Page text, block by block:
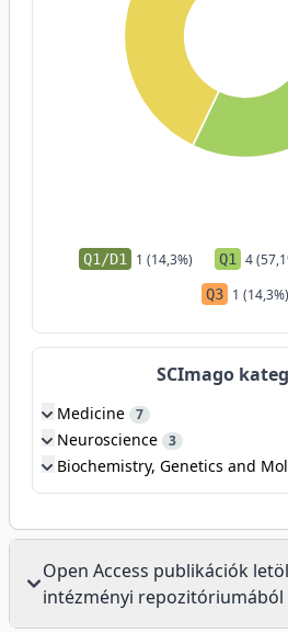
Q1/D1 1 (14,3%) Q1 4
Q3 1 (14,3%)
SCImago
Medicine 7
Neuroscience 3
Biochemistry, Genetics and
Open Access publikációk
intézményi repozitóriumából